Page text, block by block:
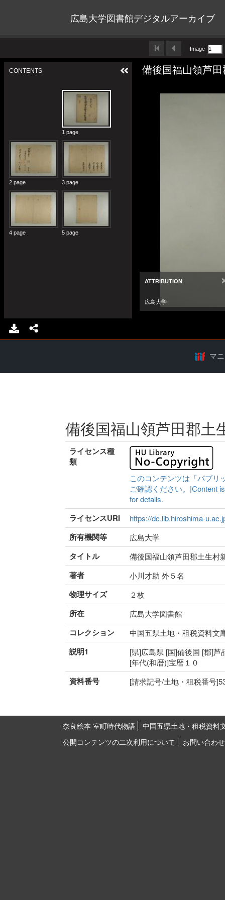
広島大学図書館デジタルアーカイブ
マ
備後国福山領芦田郡土
ライセンス種
類
このコンテンツは「パブリ
ご確認ください。|Content
for details.
ライセンスURI https://dc.lib.hiroshima-
所有機関等 広島大学
タイトル 備後国福山領芦田郡土生村
著者 小川才助 外５名
物理サイズ ２枚
所在 広島大学図書館
コレクション 中国五県土地・租税資料文
説明1
[県]広島県 [国]備後国 [郡]
[年代(和暦)]宝暦１０
資料番号 [請求記号/土地・租税番号
奈良絵本 室町時代物語
中国五県土地・租税資料
公開コンテンツの二次利用について
お問い合わせ